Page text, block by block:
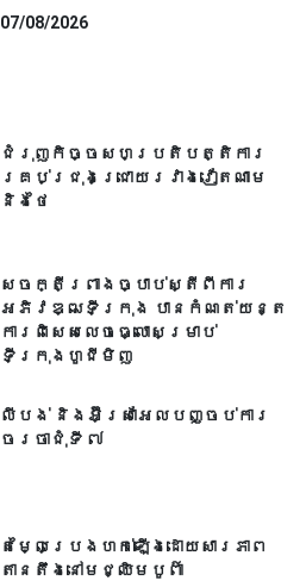
07/08/2026
ជំរុញកិច្ចសហប្រតិបត្តិការ
គ្រប់ជ្រុងជ្រោយរវាងវៀតណាម
និងថៃ
សេចក្តីព្រាងច្បាប់ស្តីពីការ
អភិវឌ្ឍទីក្រុង បាន​កំណត់យន្ត
ការពិសេសលេចធ្លោសម្រាប់
ទីក្រុងហូជីមិញ
លីបង់ និងអ៊ីស្រាអែលបញ្ចប់ការ
ចរចាជុំទី ៧​
តម្លៃប្រេងហក់ឡើងដោយសារភាព
តានតឹងនៅមជ្ឈិមបូព៌ា